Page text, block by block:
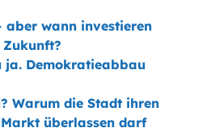
aber wann investieren
Demokratieabbau
Warum die Stadt ihren
überlassen darf